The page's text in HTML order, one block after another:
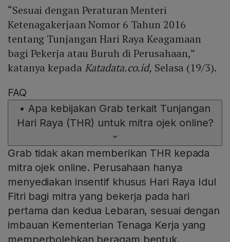
“Sesuai dengan Peraturan Menteri
Ketenagakerjaan Nomor 6 Tahun 2016
tentang Tunjangan Hari Raya Keagamaan
bagi Pekerja atau Buruh di Perusahaan,”
katanya kepada Katadata.co.id, Selasa (19/3).
FAQ
• Apa kebijakan Grab terkait Tunjangan
Hari Raya (THR) untuk mitra ojek online?
Grab tidak akan memberikan THR kepada
mitra ojek online. Perusahaan hanya
menyediakan insentif khusus Hari Raya Idul
Fitri bagi mitra yang bekerja pada hari
pertama dan kedua Lebaran, sesuai dengan
imbauan Kementerian Tenaga Kerja yang